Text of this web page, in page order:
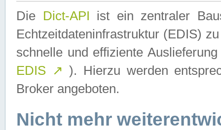
Die Dict-API ist ein zentraler
Echtzeitdateninfrastruktur (EDIS)
schnelle und effiziente
EDIS ↗ ). Hierzu werden
Broker angeboten.
Nicht mehr